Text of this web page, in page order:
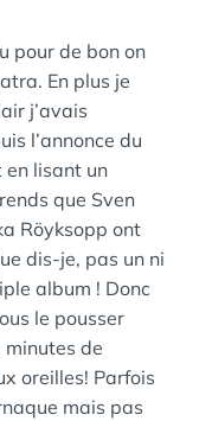
pour de bon on
En plus je
j’avais
l’annonce du
en lisant un
que Sven
Röyksopp ont
dis-je, pas un ni
album ! Donc
le pousser
de
oreilles! Parfois
mais pas